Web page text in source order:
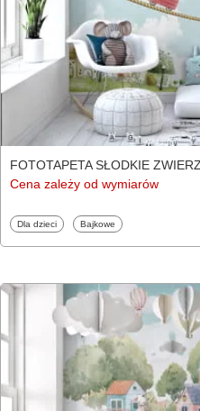
FOTOTAPETA SŁODKIE
Cena zależy od wymiarów
Fototapety
Dla dzieci Fototapety
Bajkowe